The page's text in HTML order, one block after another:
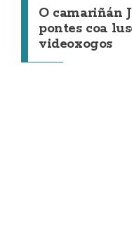
O camariñán
pontes coa
videoxogos